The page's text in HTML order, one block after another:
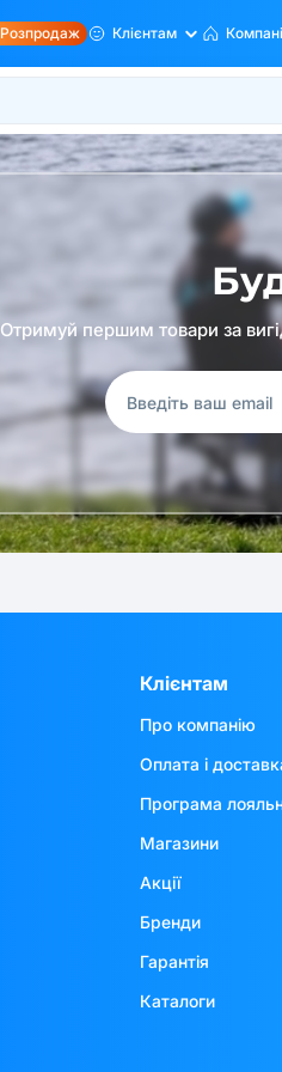
Розпродаж Клієнтам
Отримуй першим товари за
Клієнтам
Про компанію
Оплата і
Програма
Магазини
Акції
Бренди
Гарантія
Каталоги